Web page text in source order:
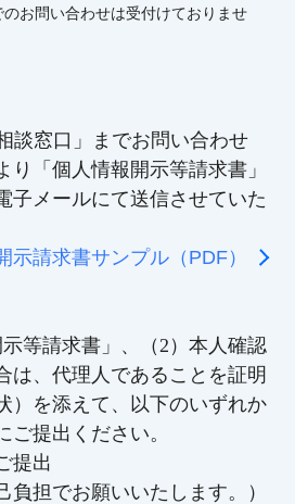
お問い合わせは受付けておりませ
談窓口」までお問い合わせ
り「個人情報開示等請求書」
子メールにて送信させていた
示請求書サンプル（PDF）
示等請求書」、（2）本人確認
は、代理人であることを証明
）を添えて、以下のいずれか
ご提出ください。
提出
負担でお願いいたします。）